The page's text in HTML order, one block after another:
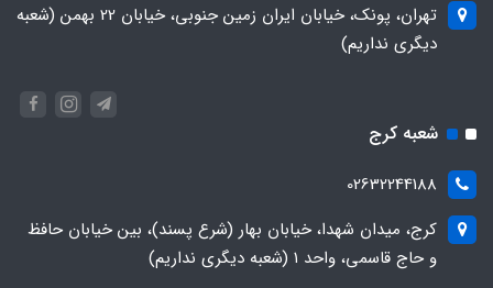
تهران، پونک، خیابان ایران زمین جنوبی، خیابان 22 بهمن (شعبه
دیگری نداریم)
شعبه کرج
02632244188
کرج، میدان شهدا، خیابان بهار (شرع پسند)، بین خیابان حافظ
و حاج قاسمی، واحد ۱ (شعبه دیگری نداریم)